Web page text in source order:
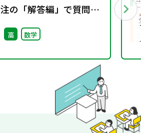
注の「解答編」で質問が
減る！？（Standard・
Selectシリーズ）
高 数学